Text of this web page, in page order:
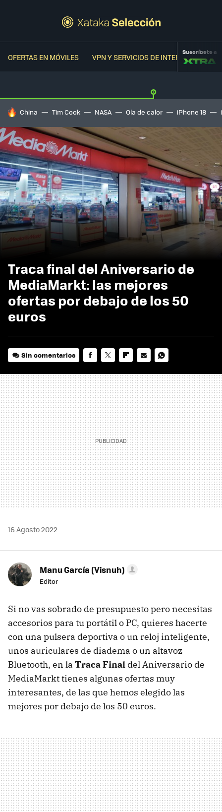
OFERTAS EN MÓVILES VPN Y SERVICIOS DE INTERNETSuscríbete a
HOY SE HABLA DE
China Tim Cook NASA Ola de calor iPhone 18
Traca final del Aniversario de
MediaMarkt: las mejores
ofertas por debajo de los 50
euros
Sin comentarios
MAIL
16 Agosto 2022
Manu García (Visnuh)
Editor
Si no vas sobrado de presupuesto pero necesitas
accesorios para tu portátil o PC, quieres hacerte
con una pulsera deportiva o un reloj inteligente,
unos auriculares de diadema o un altavoz
Bluetooth, en la Traca Final del Aniversario de
MediaMarkt tienes algunas ofertas muy
interesantes, de las que hemos elegido las
mejores por debajo de los 50 euros.